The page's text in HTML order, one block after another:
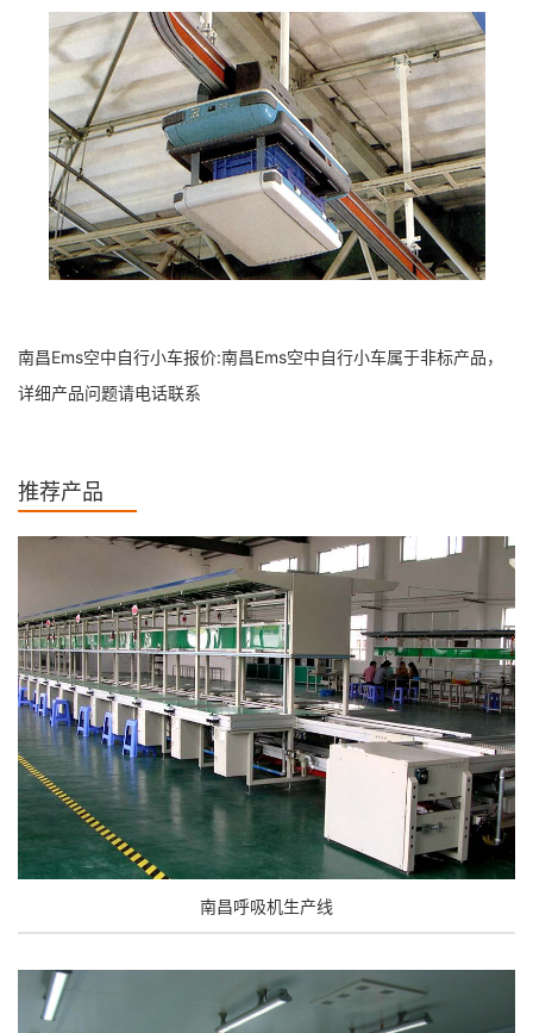
南昌Ems空中自行小车报价:南昌Ems空中自行小车属于非标产品，
详细产品问题请电话联系
推荐产品
南昌呼吸机生产线